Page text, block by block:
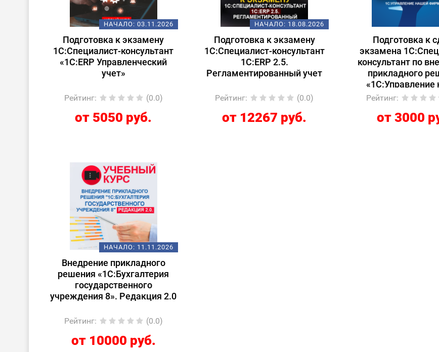
НАЧАЛО: 03.11.2026
Подготовка к экзамену
1С:Специалист-консультант
«1С:ERP Управленческий
учет»
Рейтинг: (0.0)
от 5050 руб.
НАЧАЛО: 18.08.2026
Подготовка к экзамену
1С:Специалист-консультант
1С:ERP 2.5.
Регламентированный учет
Рейтинг: (0.0)
от 12267 руб.
Подготовка к
экзамена
консультант по
прикладного
«1С:Управление
фирмой»
Рейтинг:
от 3000
НАЧАЛО: 11.11.2026
Внедрение прикладного
решения «1С:Бухгалтерия
государственного
учреждения 8». Редакция 2.0
Рейтинг: (0.0)
от 10000 руб.